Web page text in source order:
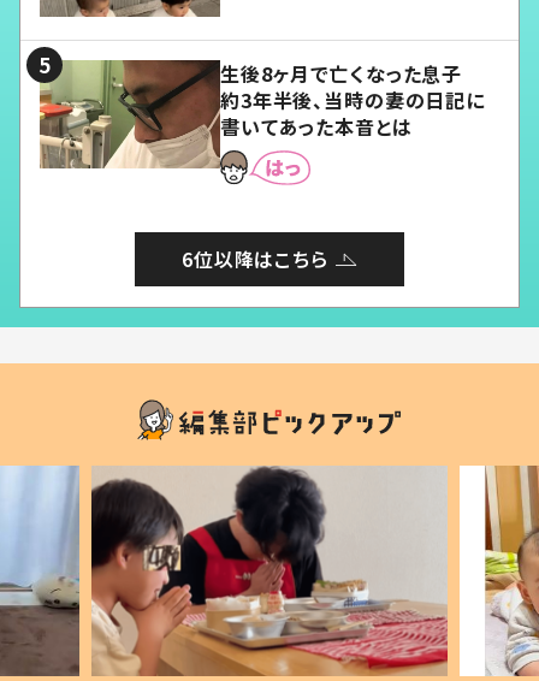
生後8ヶ月で亡くなった息子
約3年半後、当時の妻の日記に
書いてあった本音とは
6位以降はこちら